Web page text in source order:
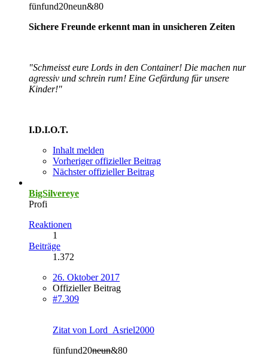
fünfund20neun&80
Sichere Freunde erkennt man in unsicheren Zeiten
"Schmeisst eure Lords in den Container! Die machen nur
agressiv und schrein rum! Eine Gefärdung für unsere
Kinder!"
I.D.I.O.T.
Inhalt melden
Vorheriger offizieller Beitrag
Nächster offizieller Beitrag
BigSilvereye
Profi
Reaktionen
1
Beiträge
1.372
26. Oktober 2017
Offizieller Beitrag
#7.309
Zitat von Lord_Asriel2000
fünfund20neun&80